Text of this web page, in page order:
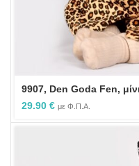
9907, Den Goda Fen,
29.90 € με Φ.Π.Α.